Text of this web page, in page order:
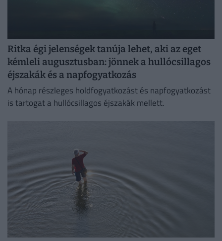
Ritka égi jelenségek tanúja lehet, aki az eget
kémleli augusztusban: jönnek a hullócsillagos
éjszakák és a napfogyatkozás
A hónap részleges holdfogyatkozást és napfogyatkozást
is tartogat a hullócsillagos éjszakák mellett.